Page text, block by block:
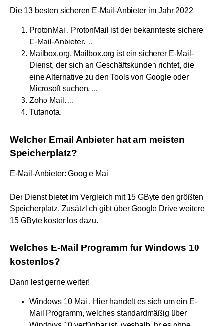
Die 13 besten sicheren E-Mail-Anbieter im Jahr 2022
ProtonMail. ProtonMail ist der bekannteste sichere
E-Mail-Anbieter. ...
Mailbox.org. Mailbox.org ist ein sicherer E-Mail-
Dienst, der sich an Geschäftskunden richtet, die
eine Alternative zu den Tools von Google oder
Microsoft suchen. ...
Zoho Mail. ...
Tutanota.
Welcher Email Anbieter hat am meisten
Speicherplatz?
E-Mail-Anbieter: Google Mail
Der Dienst bietet im Vergleich mit 15 GByte den größten
Speicherplatz. Zusätzlich gibt über Google Drive weitere
15 GByte kostenlos dazu.
Welches E-Mail Programm für Windows 10
kostenlos?
Dann lest gerne weiter!
Windows 10 Mail. Hier handelt es sich um ein E-
Mail Programm, welches standardmäßig über